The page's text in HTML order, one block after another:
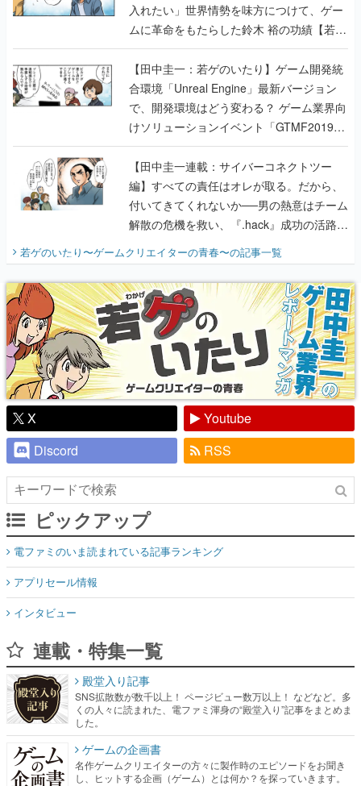
入れたい」世界情勢を味方につけて、ゲー
ムに革命をもたらした鈴木 裕の功績【若ゲ
のいたり】
【田中圭一：若ゲのいたり】ゲーム開発統
合環境「Unreal Engine」最新バージョン
で、開発環境はどう変わる？ ゲーム業界向
けソリューションイベント「GTMF2019」
に行って、より理解を深めよう【PR】
【田中圭一連載：サイバーコネクトツー
編】すべての責任はオレが取る。だから、
付いてきてくれないか──男の熱意はチーム
解散の危機を救い、『.hack』成功の活路を
開く。業界の快男児・松山 洋に流れる血は
『少年ジャンプ』色だった【若ゲのいた
り】
若ゲのいたり〜ゲームクリエイターの青春〜の記事一覧
X
Youtube
Discord
RSS
ピックアップ
電ファミのいま読まれている記事ランキング
アプリセール情報
インタビュー
連載・特集一覧
殿堂入り記事
SNS拡散数が数千以上！ ページビュー数万以上！ などなど。多
くの人々に読まれた、電ファミ渾身の“殿堂入り”記事をまとめま
した。
ゲームの企画書
名作ゲームクリエイターの方々に製作時のエピソードをお聞き
し、ヒットする企画（ゲーム）とは何か？を探っていきます。